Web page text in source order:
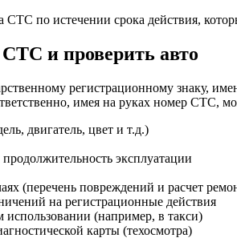
СТС по истечении срока действия,
и проверить авто
регистрационному знаку,
имея на руках номер
двигатель, цвет и т.д.)
эксплуатации
(перечень повреждений и расчет
на регистрационные действия
использовании (например, в такси)
карты (техосмотра)